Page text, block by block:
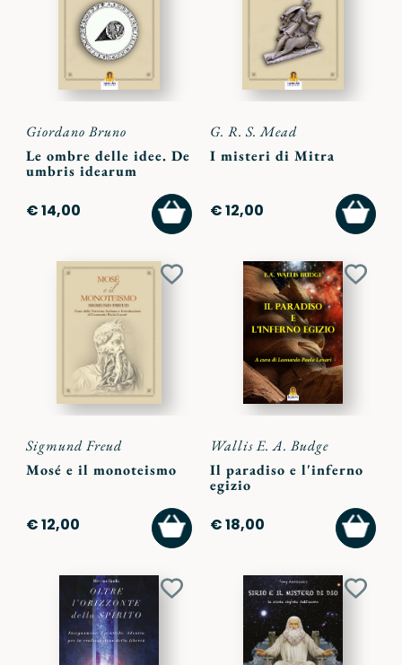
Giordano Bruno
Le ombre delle idee. De
umbris idearum
€ 14,00
AGGIUNGI
AL
CARRELLO
G. R. S. Mead
I misteri di Mitra
€ 12,00
AL
Aggiungi
Sigmund Freud
Mosé e il monoteismo
€ 12,00
AGGIUNGI
AL
CARRELLO
Wallis E. A. Budge
Il paradiso e l'inferno
egizio
€ 18,00
AL
Aggiungi